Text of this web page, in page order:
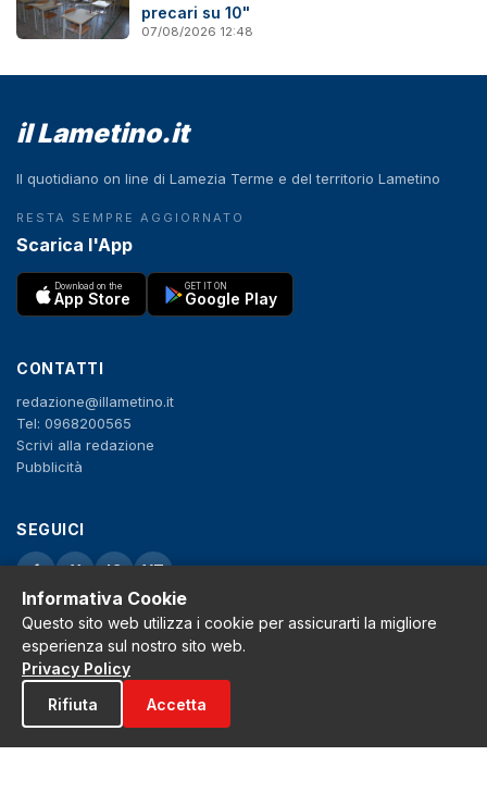
precari su 10"
07/08/2026 12:48
il Lametino.it
Il quotidiano on line di Lamezia Terme e del territorio Lametino
RESTA SEMPRE AGGIORNATO
Scarica l'App
Download on the
App Store
GET IT ON
Google Play
CONTATTI
redazione@illametino.it
Tel: 0968200565
Scrivi alla redazione
Pubblicità
SEGUICI
f X IG YT
Privacy Policy
Cookie Policy
Note legali
La Redazione
© 2026 Grh s.r.l. - P.iva 02650550797 - Tutti i diritti sono riservati
Informativa Cookie
Questo sito web utilizza i cookie per assicurarti la migliore
esperienza sul nostro sito web.
Privacy Policy
Rifiuta
Accetta